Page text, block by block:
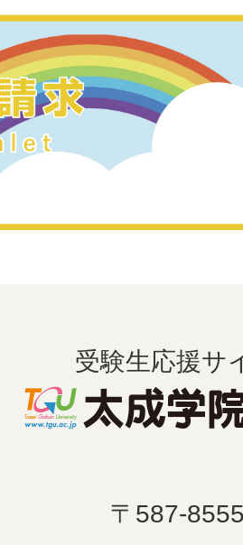
受験生応援サ
〒587-